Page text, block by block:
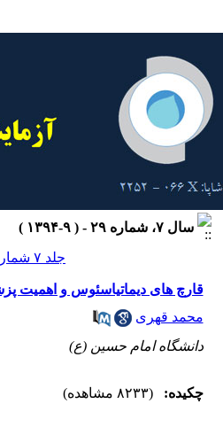
سال ۷، شماره ۲۹ - ( ۹-۱۳۹۴ )
جلد ۷ شماره ۲۹ صفحات ۳۲-۲۳
قارچ های دیماتیاسئوس و اهمیت
محمد قهری
دانشگاه امام حسین (ع)
چکیده: (۸۲۳۳ مشاهده)